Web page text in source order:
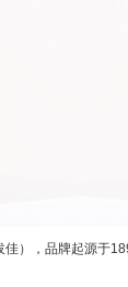
佳），品牌起源于